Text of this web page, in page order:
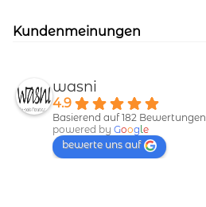
Kundenmeinungen
wasni
4.9
Basierend auf 182 Bewertungen
powered by Goog le
bewerte uns auf